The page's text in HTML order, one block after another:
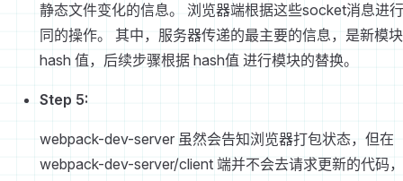
静态文件变化的信息。 浏览器端根据这些socket消息进
同的操作。 其中，服务器传递的最主要的信息，是新模
hash 值，后续步骤根据 hash值 进行模块的替换。
Step 5:
webpack-dev-server 虽然会告知浏览器打包状态，但在
webpack-dev-server/client 端并不会去请求更新的代码